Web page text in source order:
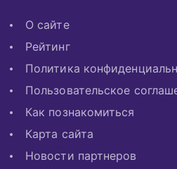
О сайте
Рейтинг
Политика
Пользовательское
Как познакомиться
Карта сайта
Новости партнеров